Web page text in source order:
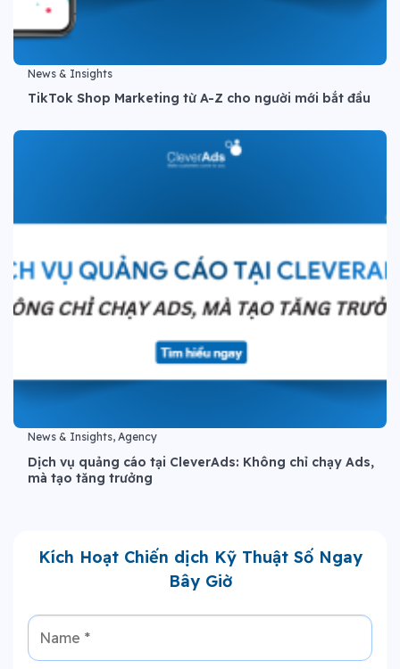
News & Insights
TikTok Shop Marketing từ A-Z cho người mới bắt đầu
News & Insights, Agency
Dịch vụ quảng cáo tại CleverAds: Không chỉ chạy Ads,
mà tạo tăng trưởng
Kích Hoạt Chiến dịch Kỹ Thuật Số Ngay
Bây Giờ